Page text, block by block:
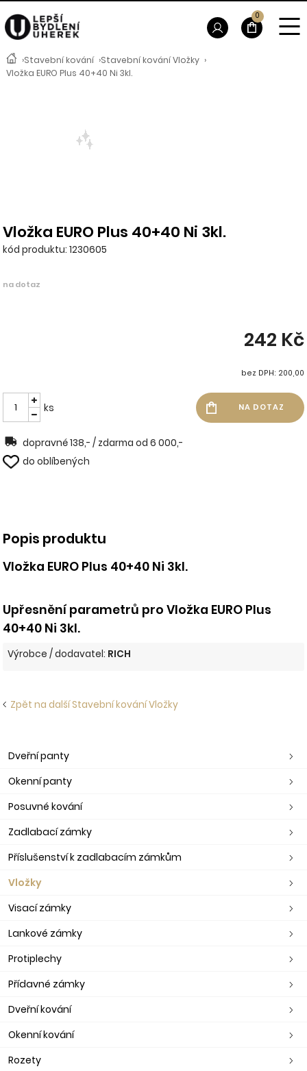
›Stavební kování ›Stavební kování Vložky ›
Vložka EURO Plus 40+40 Ni 3kl.
Vložka EURO Plus 40+40 Ni 3kl.
kód produktu: 1230605
na dotaz
242 Kč
bez DPH: 200,00
ks
dopravné 138,- / zdarma od 6 000,-
do oblíbených
Popis produktu
Vložka EURO Plus 40+40 Ni 3kl.
Upřesnění parametrů pro Vložka EURO Plus
40+40 Ni 3kl.
Výrobce / dodavatel: RICH
Zpět na další Stavební kování Vložky
Dveřní panty
Okenní panty
Posuvné kování
Zadlabací zámky
Příslušenství k zadlabacím zámkům
Vložky
Visací zámky
Lankové zámky
Protiplechy
Přídavné zámky
Dveřní kování
Okenní kování
Rozety
0